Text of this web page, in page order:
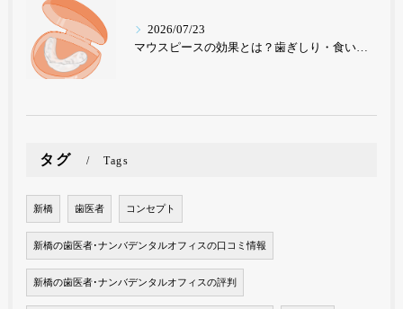
2026/07/23
マウスピースの効果とは？歯ぎしり・食いしばり・歯並び改善まで｜東京のナンバデンタルオフィスが徹底解説
タグ Tags
新橋 歯医者 コンセプト
新橋の歯医者･ナンバデンタルオフィスの口コミ情報
新橋の歯医者･ナンバデンタルオフィスの評判